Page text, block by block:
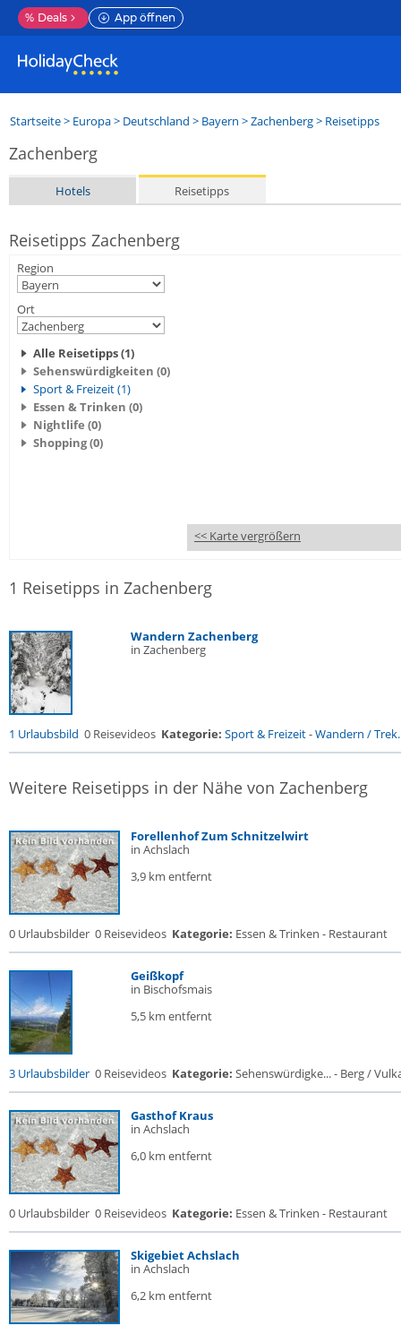
% Deals App öffnen
Startseite> Europa> Deutschland > Bayern >Zachenberg> Reisetipps
Zachenberg
Hotels Reisetipps
Reisetipps Zachenberg
Region
Ort
Alle Reisetipps (1)
Sehenswürdigkeiten (0)
Sport & Freizeit (1)
Essen & Trinken (0)
Nightlife (0)
Shopping (0)
<< Karte vergrößern
1 Reisetipps in Zachenberg
Wandern Zachenberg
in Zachenberg
1 Urlaubsbild 0 Reisevideos Kategorie: Sport & Freizeit-Wandern /
Weitere Reisetipps in der Nähe von Zachenberg
Forellenhof Zum Schnitzelwirt
in Achslach
3,9 km entfernt
0 Urlaubsbilder 0 Reisevideos Kategorie: Essen & Trinken - Restaurant
Geißkopf
in Bischofsmais
5,5 km entfernt
3 Urlaubsbilder 0 Reisevideos Kategorie: Sehenswürdigke... - Berg /
Gasthof Kraus
in Achslach
6,0 km entfernt
0 Urlaubsbilder 0 Reisevideos Kategorie: Essen & Trinken - Restaurant
Skigebiet Achslach
in Achslach
6,2 km entfernt